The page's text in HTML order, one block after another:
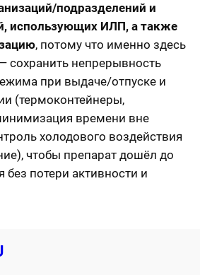
подразделений и
использующих ИЛП, а также
, потому что именно здесь
сохранить непрерывность
при выдаче/отпуске и
(термоконтейнеры,
времени вне
холодового воздействия
чтобы препарат дошёл до
потери активности и